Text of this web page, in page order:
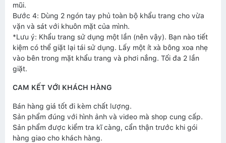
mũi.
Bước 4: Dùng 2 ngón tay phủ toàn bộ khẩu trang cho vừa
vặn và sát với khuôn mặt của mình.
*Lưu ý: Khẩu trang sử dụng một lần (nên vậy). Bạn nào tiết
kiệm có thể giặt lại tái sử dụng. Lấy một ít xà bông xoa nhẹ
vào bên trong mặt khẩu trang và phơi nắng. Tối đa 2 lần
giặt.
CAM KẾT VỚI KHÁCH HÀNG
Bán hàng giá tốt đi kèm chất lượng.
Sản phẩm đúng với hình ảnh và video mà shop cung cấp.
Sản phẩm được kiểm tra kĩ càng, cẩn thận trước khi gói
hàng giao cho khách hàng.